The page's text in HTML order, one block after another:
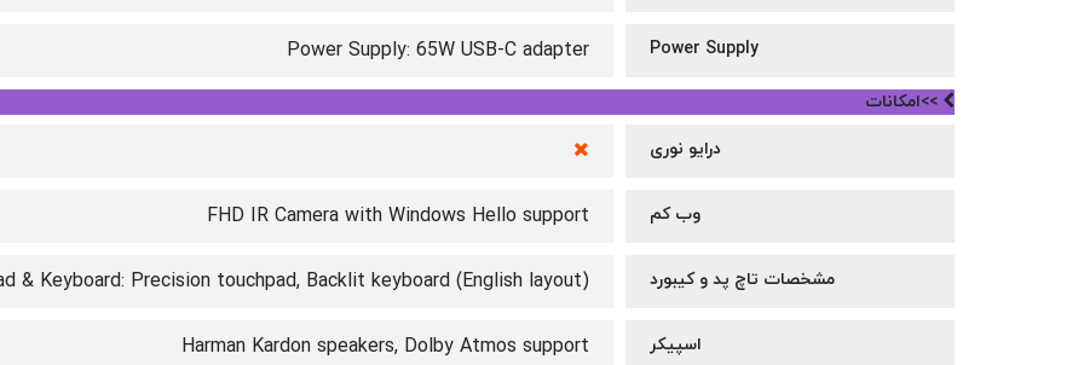
Power Supply
Power Supply: 65W USB-C adapter
>>امکانات
درایو نوری
وب کم FHD IR Camera with Windows Hello support
مشخصات تاچ پد و کیبورد & Keyboard: Precision touchpad, Backlit keyboard (English layout)
اسپیکر Harman Kardon speakers, Dolby Atmos support